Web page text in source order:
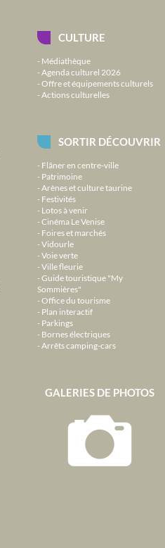
CULTURE
Médiathèque
Agenda culturel 2026
Offre et équipements culturels
Actions culturelles
SORTIR DÉCOUVRIR
Flâner en centre-ville
Patrimoine
Arènes et culture taurine
Festivités
Lotos à venir
Cinéma Le Venise
Foires et marchés
Vidourle
Voie verte
Ville fleurie
Guide touristique "My
Sommières"
Office du tourisme
Plan interactif
Parkings
Bornes électriques
Arrêts camping-cars
GALERIES DE PHOTOS